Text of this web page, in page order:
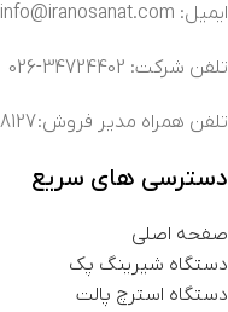
ایمیل: info@iranosanat.com
تلفن شرکت: 34724402-026
تلفن همراه مدیر فروش: 8127 660 0912
دسترسی های سریع
صفحه اصلی
دستگاه شیرینگ پک
دستگاه استرچ پالت